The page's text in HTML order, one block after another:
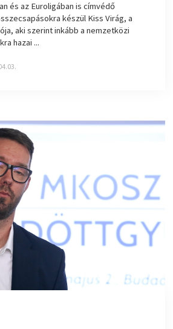
és az Euroligában is címvédő
készül Kiss Virág, a
aki szerint inkább a nemzetközi
hazai ...